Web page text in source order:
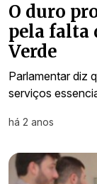
O duro
pela falta
Verde
Parlamentar diz
serviços
há 2 anos